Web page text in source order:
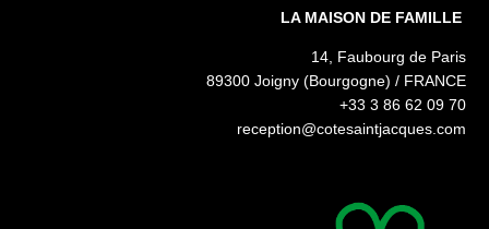
LA MAISON DE FAMILLE
14, Faubourg de Paris
89300 Joigny (Bourgogne) / FRANCE
+33 3 86 62 09 70
reception@cotesaintjacques.com